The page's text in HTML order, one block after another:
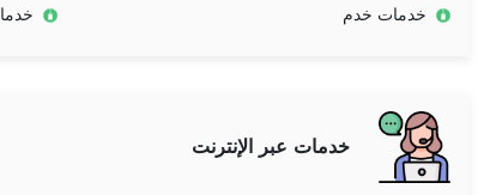
خدمات خدم
خدمات عبر الإنترنت